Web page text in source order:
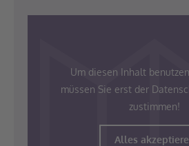
Um diesen Inhalt
müssen Sie erst der
zustimmen!
Alles